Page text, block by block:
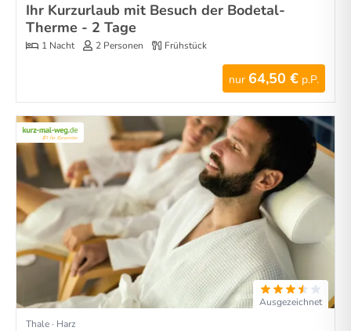
Ihr Kurzurlaub mit Besuch der Bodetal-
Therme - 2 Tage
1 Nacht 2 Personen Frühstück
nur 64,50 € p.P.
Ausgezeichnet
Thale · Harz